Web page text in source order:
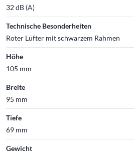
32 dB (A)
Technische Besonderheiten
Roter Lüfter mit schwarzem Rahmen
Höhe
105 mm
Breite
95 mm
Tiefe
69 mm
Gewicht